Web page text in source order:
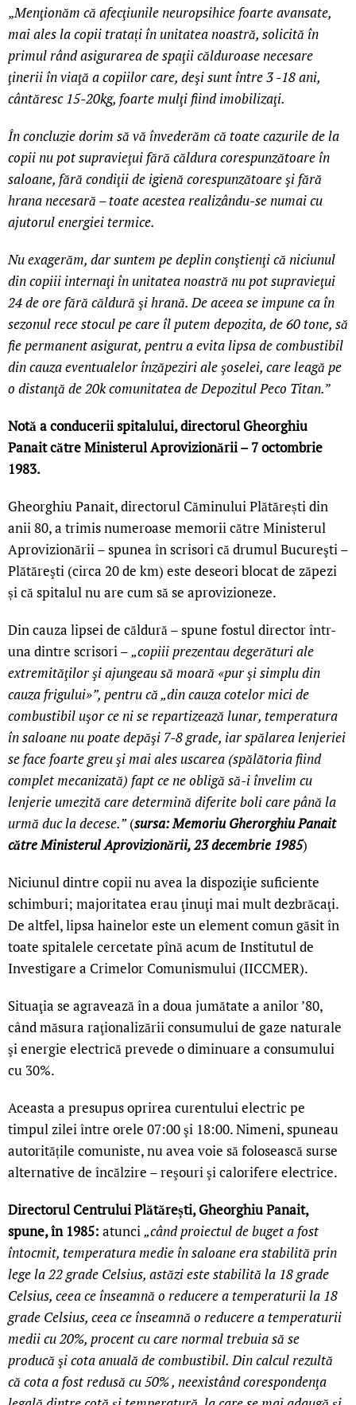
„Menţionăm că afecţiunile neuropsihice foarte avansate,
mai ales la copii tratați în unitatea noastră, solicită în
primul rând asigurarea de spaţii călduroase necesare
ţinerii în viaţă a copiilor care, deşi sunt între 3 -18 ani,
cântăresc 15-20kg, foarte mulţi fiind imobilizaţi.
În concluzie dorim să vă învederăm că toate cazurile de la
copii nu pot supravieţui fără căldura corespunzătoare în
saloane, fără condiţii de igienă corespunzătoare şi fără
hrana necesară – toate acestea realizându-se numai cu
ajutorul energiei termice.
Nu exagerăm, dar suntem pe deplin conştienţi că niciunul
din copiii internaţi în unitatea noastră nu pot supravieţui
24 de ore fără căldură şi hrană. De aceea se impune ca în
sezonul rece stocul pe care îl putem depozita, de 60 tone, să
fie permanent asigurat, pentru a evita lipsa de combustibil
din cauza eventualelor înzăpeziri ale şoselei, care leagă pe
o distanţă de 20k comunitatea de Depozitul Peco Titan.”
Notă a conducerii spitalului, directorul Gheorghiu
Panait către Ministerul Aprovizionării – 7 octombrie
1983.
Gheorghiu Panait, directorul Căminului Plătărești din
anii 80, a trimis numeroase memorii către Ministerul
Aprovizionării – spunea în scrisori că drumul Bucureşti –
Plătăreşti (circa 20 de km) este deseori blocat de zăpezi
și că spitalul nu are cum să se aprovizioneze.
Din cauza lipsei de căldură – spune fostul director într-
una dintre scrisori –„copiii prezentau degerături ale
extremităţilor şi ajungeau să moară «pur şi simplu din
cauza frigului»”, pentru că „din cauza cotelor mici de
combustibil uşor ce ni se repartizează lunar, temperatura
în saloane nu poate depăşi 7-8 grade, iar spălarea lenjeriei
se face foarte greu şi mai ales uscarea (spălătoria fiind
complet mecanizată) fapt ce ne obligă să-i învelim cu
lenjerie umezită care determină diferite boli care până la
urmă duc la decese.” (sursa: Memoriu Gherorghiu Panait
către Ministerul Aprovizionării, 23 decembrie 1985)
Niciunul dintre copii nu avea la dispoziţie suficiente
schimburi; majoritatea erau ţinuţi mai mult dezbrăcaţi.
De altfel, lipsa hainelor este un element comun găsit în
toate spitalele cercetate pînă acum de Institutul de
Investigare a Crimelor Comunismului (IICCMER).
Situaţia se agravează în a doua jumătate a anilor ’80,
când măsura raţionalizării consumului de gaze naturale
şi energie electrică prevede o diminuare a consumului
cu 30%.
Aceasta a presupus oprirea curentului electric pe
timpul zilei între orele 07:00 şi 18:00. Nimeni, spuneau
autoritățile comuniste, nu avea voie să folosească surse
alternative de încălzire – reşouri şi calorifere electrice.
Directorul Centrului Plătărești, Gheorghiu Panait,
spune, în 1985: atunci„când proiectul de buget a fost
întocmit, temperatura medie în saloane era stabilită prin
lege la 22 grade Celsius, astăzi este stabilită la 18 grade
Celsius, ceea ce înseamnă o reducere a temperaturii la 18
grade Celsius, ceea ce înseamnă o reducere a temperaturii
medii cu 20%, procent cu care normal trebuia să se
producă şi cota anuală de combustibil. Din calcul rezultă
că cota a fost redusă cu 50% , neexistând corespondenţa